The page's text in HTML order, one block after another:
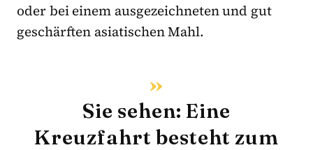
oder bei einem ausgezeichneten und gut
geschärften asiatischen Mahl.
Sie sehen: Eine
Kreuzfahrt besteht zum